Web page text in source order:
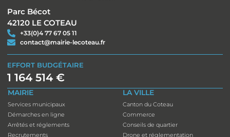
Parc Bécot
42120 LE COTEAU
+33(0)4 77 67 05 11
contact@mairie-lecoteau.fr
EFFORT BUDGÉTAIRE
1 164 514 €
MAIRIE
Services municipaux
Démarches en ligne
Arrêtés et réglements
Recrutements
LA VILLE
Canton du Coteau
Commerce
Conseils de quartier
Drone et réglementation